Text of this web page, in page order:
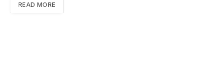
READ MORE